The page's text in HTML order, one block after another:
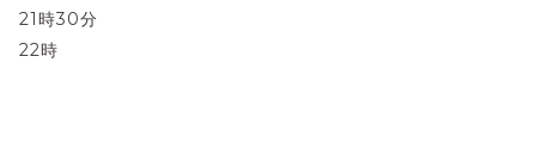
21時30分
22時